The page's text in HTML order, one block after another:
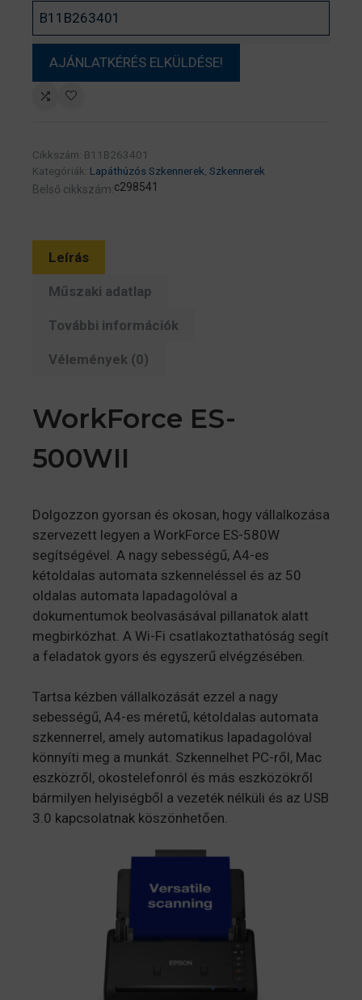
Cikkszám: B11B263401
Kategóriák: Lapáthúzós Szkennerek, Szkennerek
Belső cikkszám:c298541
Leírás
Műszaki adatlap
További információk
Vélemények (0)
WorkForce ES-
500WII
Dolgozzon gyorsan és okosan, hogy vállalkozása
szervezett legyen a WorkForce ES-580W
segítségével. A nagy sebességű, A4-es
kétoldalas automata szkenneléssel és az 50
oldalas automata lapadagolóval a
dokumentumok beolvasásával pillanatok alatt
megbirkózhat. A Wi-Fi csatlakoztathatóság segít
a feladatok gyors és egyszerű elvégzésében.
Tartsa kézben vállalkozását ezzel a nagy
sebességű, A4-es méretű, kétoldalas automata
szkennerrel, amely automatikus lapadagolóval
könnyíti meg a munkát. Szkennelhet PC-ről, Mac
eszközről, okostelefonról és más eszközökről
bármilyen helyiségből a vezeték nélküli és az USB
3.0 kapcsolatnak köszönhetően.